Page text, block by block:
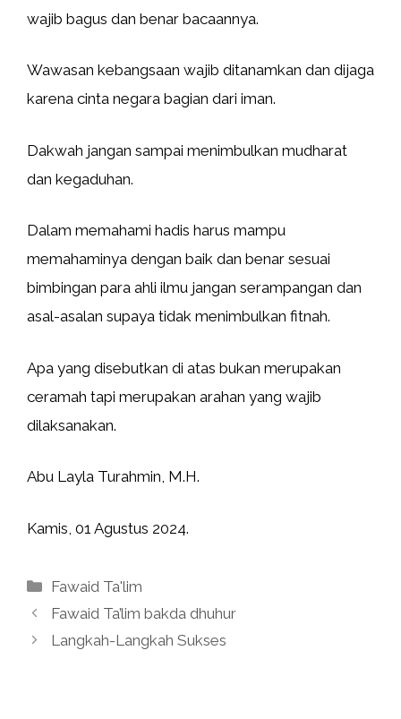
wajib bagus dan benar bacaannya.
Wawasan kebangsaan wajib ditanamkan dan dijaga
karena cinta negara bagian dari iman.
Dakwah jangan sampai menimbulkan mudharat
dan kegaduhan.
Dalam memahami hadis harus mampu
memahaminya dengan baik dan benar sesuai
bimbingan para ahli ilmu jangan serampangan dan
asal-asalan supaya tidak menimbulkan fitnah.
Apa yang disebutkan di atas bukan merupakan
ceramah tapi merupakan arahan yang wajib
dilaksanakan.
Abu Layla Turahmin, M.H.
Kamis, 01 Agustus 2024.
Kategori
Fawaid Ta'lim
Fawaid Ta’lim bakda dhuhur
Langkah-Langkah Sukses